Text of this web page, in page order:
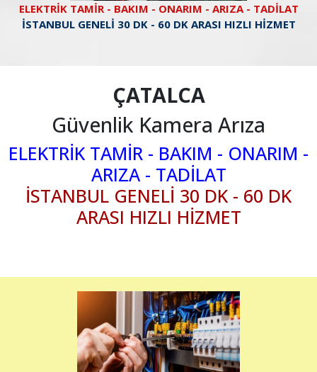
ELEKTRİK TAMİR - BAKIM - ONARIM - ARIZA - TADİLAT
İSTANBUL GENELİ 30 DK - 60 DK ARASI HIZLI HİZMET
ÇATALCA
Güvenlik Kamera Arıza
ELEKTRİK TAMİR - BAKIM - ONARIM -
ARIZA - TADİLAT
İSTANBUL GENELİ 30 DK - 60 DK
ARASI HIZLI HİZMET